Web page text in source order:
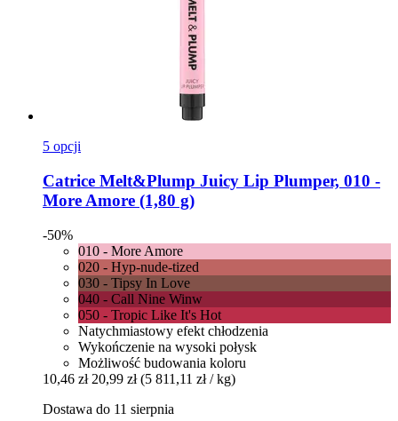
5 opcji
Catrice Melt&Plump Juicy Lip Plumper, 010 -​
More Amore (1,80 g)
-50%
010 - More Amore
020 - Hyp-nude-tized
030 - Tipsy In Love
040 - Call Nine Winw
050 - Tropic Like It's Hot
Natychmiastowy efekt chłodzenia
Wykończenie na wysoki połysk
Możliwość budowania koloru
10,46 zł 20,99 zł (5 811,11 zł / kg)
Dostawa do 11 sierpnia